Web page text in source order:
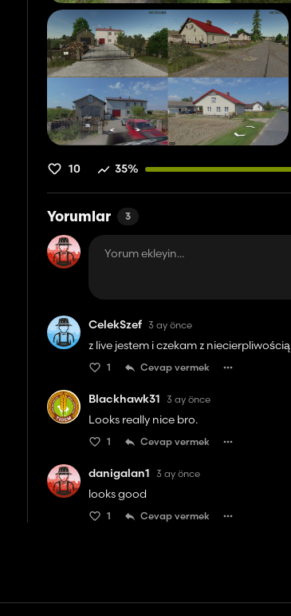
10 35%
Yorumlar 3
CelekSzef 3 ay önce
z live jestem i czekam z niecierpliwością
1 Cevap vermek
Blackhawk31 3 ay önce
Looks really nice bro.
1 Cevap vermek
danigalan1 3 ay önce
looks good
1 Cevap vermek